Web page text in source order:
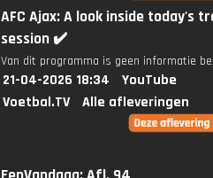
AFC Ajax: A look inside today's
session ✔️
Van dit programma is geen informatie
21-04-2026 18:34
YouTube
Voetbal.TV
Alle afleveringen